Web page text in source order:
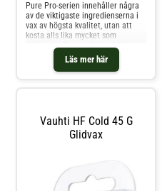
Läs mer här
Pure Pro-serien innehåller några
av de viktigaste ingredienserna i
vax av högsta kvalitet, utan att
kosta alls lika mycket som
racingvax. Ett utmärkt val för
entusiaster! Lätt att använda:
applicera helst på flytande vax
eller påstruket vax
Vauhti HF Cold 45 G
Glidvax